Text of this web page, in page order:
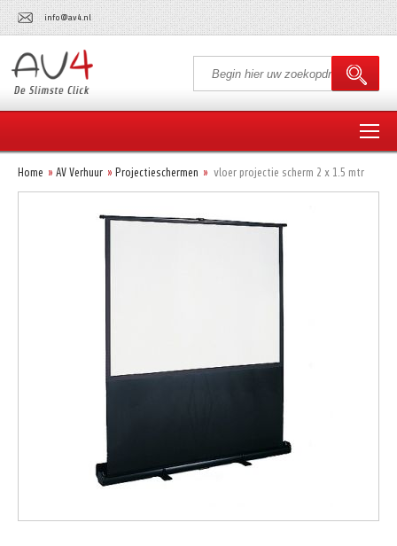
info@av4.nl
Home AV Verhuur Projectieschermen vloer projectie scherm 2 x 1.5 mtr